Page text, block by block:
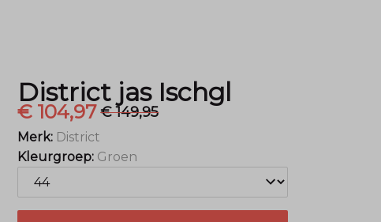
District jas Ischgl
€ 104,97€ 149,95
Merk: District
Kleurgroep: Groen